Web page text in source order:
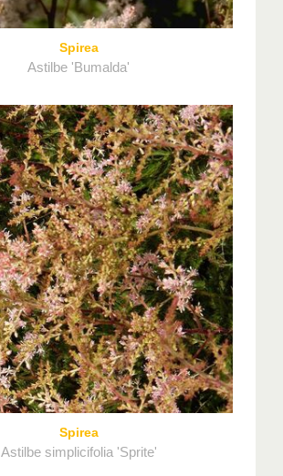
Spirea
Astilbe 'Bumalda'
Spirea
Astilbe simplicifolia 'Sprite'